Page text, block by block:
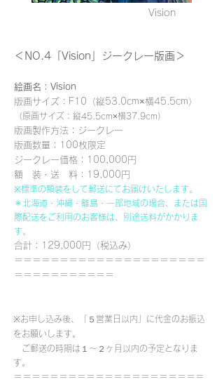
Vision
＜NO.4「Vision」ジークレー版画＞
絵画名：Vision
版画サイズ：F10（縦53.0cm×横45.5cm）
（原画サイズ：縦45.5cm×横37.9cm）
版画製作方法：ジークレー
版画数量：100枚限定
ジークレー価格：100,000円
額 装・送 料：19,000円
※標準の額装をして郵送にてお届けいたします。
＊北海道・沖縄・離島・一部地域の場合、または国
際配送をご利用のお客様は、別途送料がかかりま
す。
合計：129,000円（税込み）
＝＝＝＝＝＝＝＝＝＝＝＝＝＝＝＝＝＝＝＝＝
＝＝＝＝＝＝＝＝＝＝＝
※お申し込み後、「５営業日以内」に代金のお振込
をお願いします。
ご郵送の時期は１～２ヶ月以内の予定となりま
す。
＝＝＝＝＝＝＝＝＝＝＝＝＝＝＝＝＝＝＝＝＝